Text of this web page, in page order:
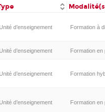
Unité d’enseignement Formation à
Unité d’enseignement Formation en
Unité d’enseignement Formation
Unité d’enseignement Formation en